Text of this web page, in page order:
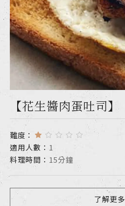
【花生醬肉蛋吐司】
難度：
適用人數： 1
料理時間： 15分鐘
了解更多